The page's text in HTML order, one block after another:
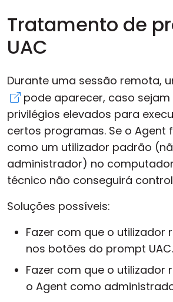
Tratamento de
UAC
Durante uma sessão remota,
pode aparecer, caso
privilégios elevados para
certos programas. Se o Agent
como um utilizador padrão
administrador) no
técnico não conseguirá
Soluções possíveis:
Fazer com que o utilizador
nos botões do prompt UAC.
Fazer com que o utilizador
o Agent como